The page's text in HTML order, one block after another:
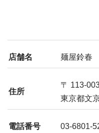
店舗名 麺屋鈴春
住所
〒 113-
東京都文
電話番号 03-6801-